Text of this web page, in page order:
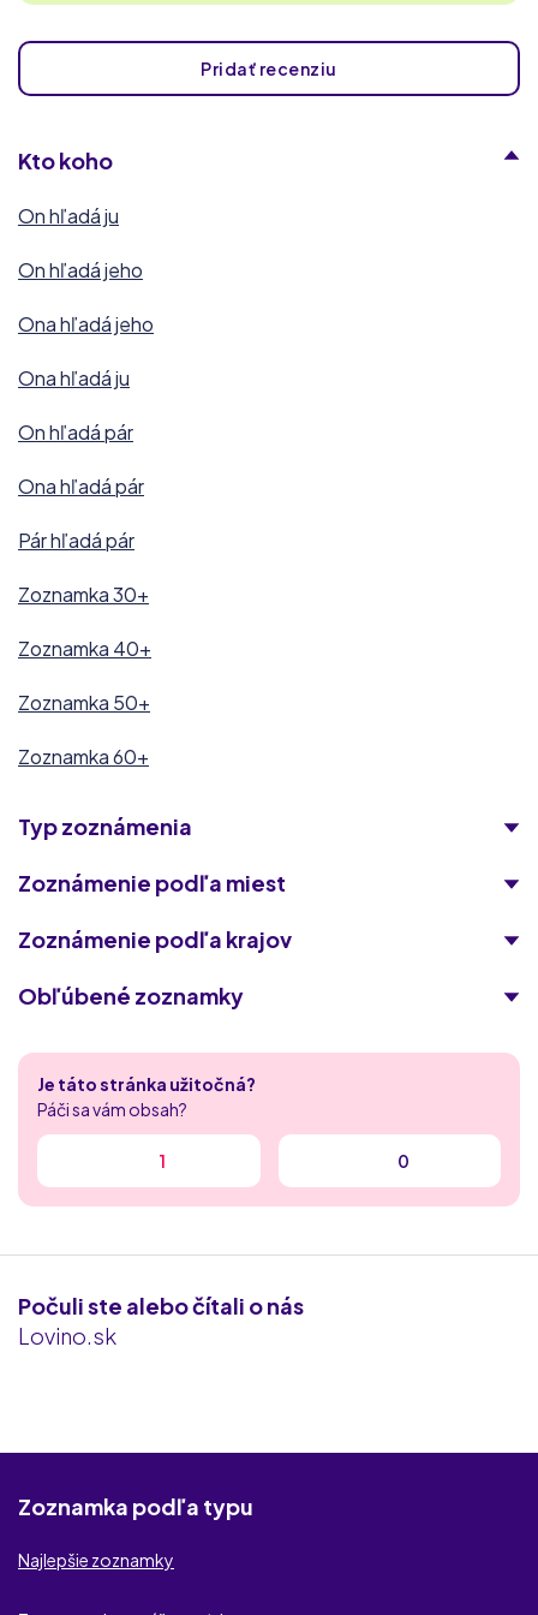
Pridať recenziu
Kto koho
On hľadá ju
On hľadá jeho
Ona hľadá jeho
Ona hľadá ju
On hľadá pár
Ona hľadá pár
Pár hľadá pár
Zoznamka 30+
Zoznamka 40+
Zoznamka 50+
Zoznamka 60+
Typ zoznámenia
Zoznámenie podľa miest
Zoznámenie podľa krajov
Obľúbené zoznamky
Singles 50
Laskavokoli.com
MyDates
Fuckbook
Je táto stránka užitočná?
Páči sa vám obsah?
1 0
Počuli ste alebo čítali o nás
Lovino.sk
Zoznamka podľa typu
Najlepšie zoznamky